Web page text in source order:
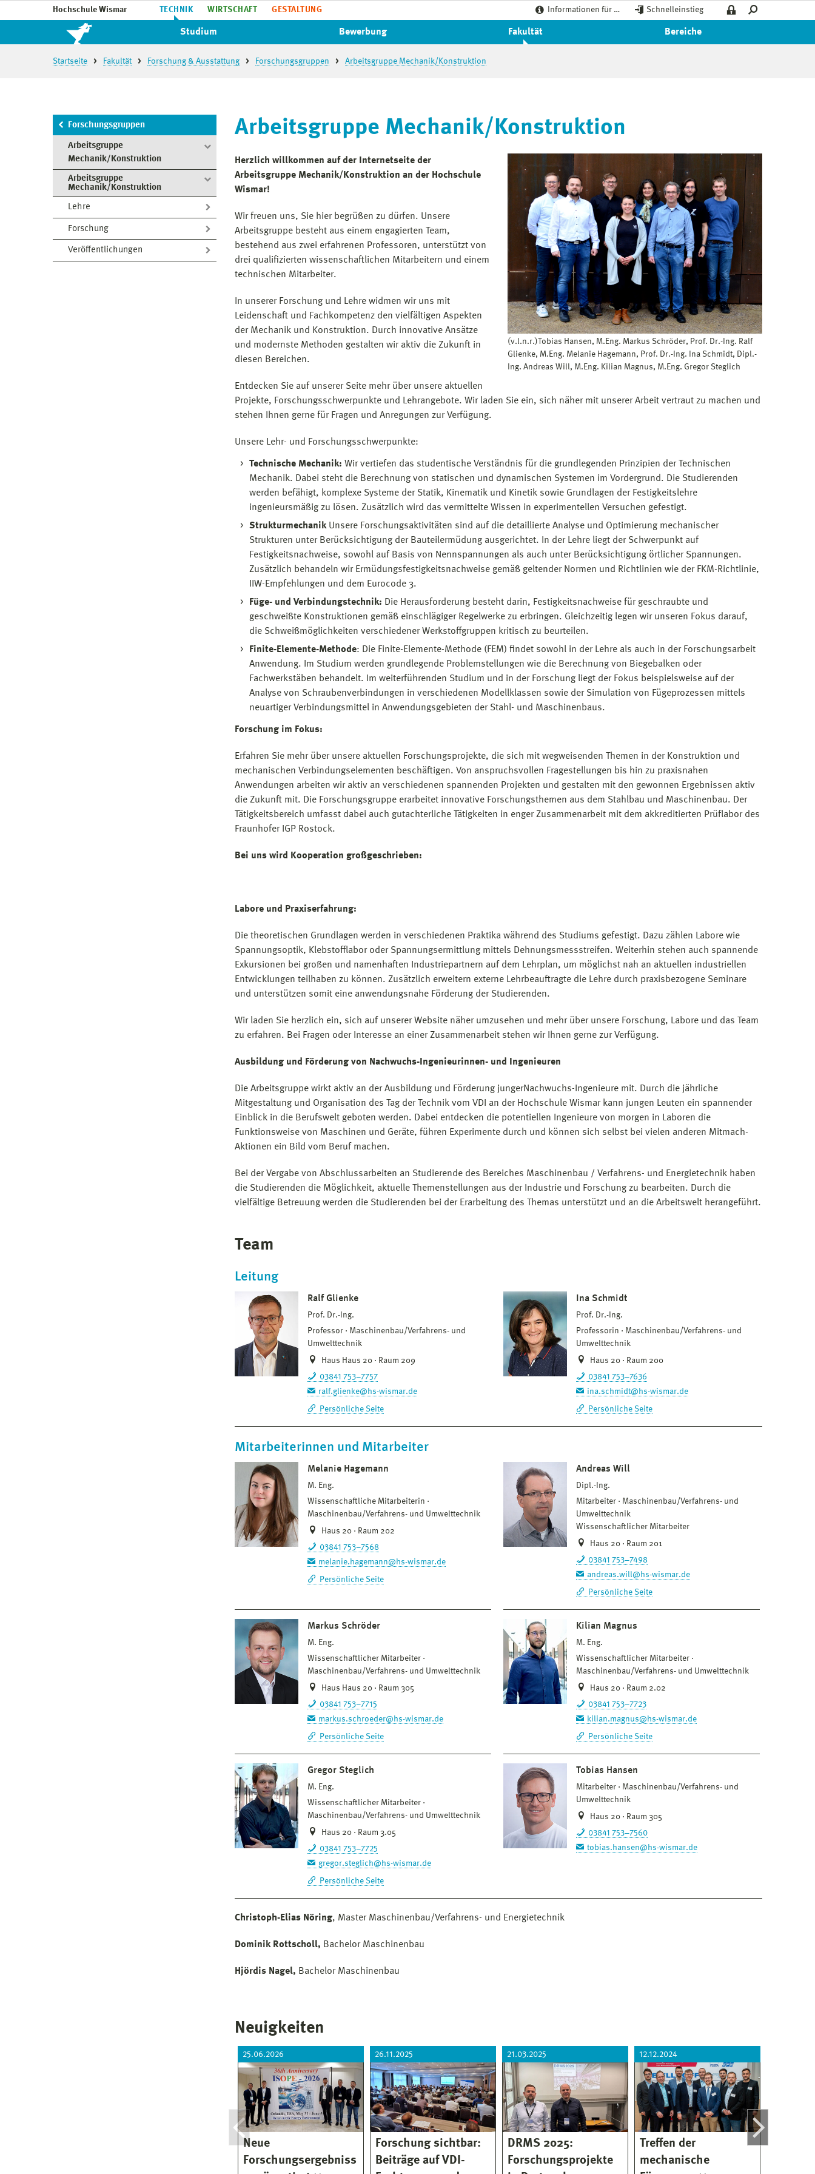
Hochschule Wismar TECHNIK WIRTSCHAFT GESTALTUNG Informationen für … Schnelleinstieg
Studium Bewerbung Fakultät Bereiche
Startseite Fakultät Forschung & Ausstattung Forschungsgruppen Arbeitsgruppe Mechanik/Konstruktion
Forschungsgruppen
Arbeitsgruppe
Mechanik/Konstruktion
Arbeitsgruppe
Mechanik/Konstruktion
Lehre
Forschung
Veröffentlichungen
Arbeitsgruppe Mechanik/Konstruktion
(v.l.n.r.)Tobias Hansen, M.Eng. Markus Schröder, Prof. Dr.-Ing. Ralf
Glienke, M.Eng. Melanie Hagemann, Prof. Dr.-Ing. Ina Schmidt, Dipl.-
Ing. Andreas Will, M.Eng. Kilian Magnus, M.Eng. Gregor Steglich
Herzlich willkommen auf der Internetseite der
Arbeitsgruppe Mechanik/Konstruktion an der Hochschule
Wismar!
Wir freuen uns, Sie hier begrüßen zu dürfen. Unsere
Arbeitsgruppe besteht aus einem engagierten Team,
bestehend aus zwei erfahrenen Professoren, unterstützt von
drei qualifizierten wissenschaftlichen Mitarbeitern und einem
technischen Mitarbeiter.
In unserer Forschung und Lehre widmen wir uns mit
Leidenschaft und Fachkompetenz den vielfältigen Aspekten
der Mechanik und Konstruktion. Durch innovative Ansätze
und modernste Methoden gestalten wir aktiv die Zukunft in
diesen Bereichen.
Entdecken Sie auf unserer Seite mehr über unsere aktuellen
Projekte, Forschungsschwerpunkte und Lehrangebote. Wir laden Sie ein, sich näher mit unserer Arbeit vertraut zu machen und
stehen Ihnen gerne für Fragen und Anregungen zur Verfügung.
Unsere Lehr- und Forschungsschwerpunkte:
Technische Mechanik: Wir vertiefen das studentische Verständnis für die grundlegenden Prinzipien der Technischen
Mechanik. Dabei steht die Berechnung von statischen und dynamischen Systemen im Vordergrund. Die Studierenden
werden befähigt, komplexe Systeme der Statik, Kinematik und Kinetik sowie Grundlagen der Festigkeitslehre
ingenieursmäßig zu lösen. Zusätzlich wird das vermittelte Wissen in experimentellen Versuchen gefestigt.
StrukturmechanikUnsere Forschungsaktivitäten sind auf die detaillierte Analyse und Optimierung mechanischer
Strukturen unter Berücksichtigung der Bauteilermüdung ausgerichtet. In der Lehre liegt der Schwerpunkt auf
Festigkeitsnachweise, sowohl auf Basis von Nennspannungen als auch unter Berücksichtigung örtlicher Spannungen.
Zusätzlich behandeln wir Ermüdungsfestigkeitsnachweise gemäß geltender Normen und Richtlinien wie der FKM-Richtlinie,
IIW-Empfehlungen und dem Eurocode 3.
Füge- und Verbindungstechnik: Die Herausforderung besteht darin, Festigkeitsnachweise für geschraubte und
geschweißte Konstruktionen gemäß einschlägiger Regelwerke zu erbringen. Gleichzeitig legen wir unseren Fokus darauf,
die Schweißmöglichkeiten verschiedener Werkstoffgruppen kritisch zu beurteilen.
Finite-Elemente-Methode: Die Finite-Elemente-Methode (FEM) findet sowohl in der Lehre als auch in der Forschungsarbeit
Anwendung. Im Studium werden grundlegende Problemstellungen wie die Berechnung von Biegebalken oder
Fachwerkstäben behandelt. Im weiterführenden Studium und in der Forschung liegt der Fokus beispielsweise auf der
Analyse von Schraubenverbindungen in verschiedenen Modellklassen sowie der Simulation von Fügeprozessen mittels
neuartiger Verbindungsmittel in Anwendungsgebieten der Stahl- und Maschinenbaus.
Forschung im Fokus:
Erfahren Sie mehr über unsere aktuellen Forschungsprojekte, die sich mit wegweisenden Themen in der Konstruktion und
mechanischen Verbindungselementen beschäftigen. Von anspruchsvollen Fragestellungen bis hin zu praxisnahen
Anwendungen arbeiten wir aktiv an verschiedenen spannenden Projekten und gestalten mit den gewonnen Ergebnissen aktiv
die Zukunft mit. Die Forschungsgruppe erarbeitet innovative Forschungsthemen aus dem Stahlbau und Maschinenbau. Der
Tätigkeitsbereich umfasst dabei auch gutachterliche Tätigkeiten in enger Zusammenarbeit mit dem akkreditierten Prüflabor des
Fraunhofer IGP Rostock.
Bei uns wird Kooperation großgeschrieben:
Labore und Praxiserfahrung:
Die theoretischen Grundlagen werden in verschiedenen Praktika während des Studiums gefestigt. Dazu zählen Labore wie
Spannungsoptik, Klebstofflabor oder Spannungsermittlung mittels Dehnungsmessstreifen. Weiterhin stehen auch spannende
Exkursionen bei großen und namenhaften Industriepartnern auf dem Lehrplan, um möglichst nah an aktuellen industriellen
Entwicklungen teilhaben zu können. Zusätzlich erweitern externe Lehrbeauftragte die Lehre durch praxisbezogene Seminare
und unterstützen somit eine anwendungsnahe Förderung der Studierenden.
Wir laden Sie herzlich ein, sich auf unserer Website näher umzusehen und mehr über unsere Forschung, Labore und das Team
zu erfahren. Bei Fragen oder Interesse an einer Zusammenarbeit stehen wir Ihnen gerne zur Verfügung.
Ausbildung und Förderung von Nachwuchs-Ingenieurinnen- und Ingenieuren
Die Arbeitsgruppe wirkt aktiv an der Ausbildung und Förderung jungerNachwuchs-Ingenieure mit. Durch die jährliche
Mitgestaltung und Organisation des Tag der Technik vom VDI an der Hochschule Wismar kann jungen Leuten ein spannender
Einblick in die Berufswelt geboten werden. Dabei entdecken die potentiellen Ingenieure von morgen in Laboren die
Funktionsweise von Maschinen und Geräte, führen Experimente durch und können sich selbst bei vielen anderen Mitmach-
Aktionen ein Bild vom Beruf machen.
Bei der Vergabe von Abschlussarbeiten an Studierende des Bereiches Maschinenbau / Verfahrens- und Energietechnik haben
die Studierenden die Möglichkeit, aktuelle Themenstellungen aus der Industrie und Forschung zu bearbeiten. Durch die
vielfältige Betreuung werden die Studierenden bei der Erarbeitung des Themas unterstützt und an die Arbeitswelt herangeführt.
Team
Leitung
Ralf Glienke
Prof. Dr.-Ing.
Professor
Maschinenbau/Verfahrens- und
Umwelttechnik
Haus Haus 20 · Raum 209
03841 753–7757
ralf.glienke@hs-wismar.de
Persönliche Seite
Ina Schmidt
Prof. Dr.-Ing.
Professorin
Maschinenbau/Verfahrens- und
Umwelttechnik
Haus 20 · Raum 200
03841 753–7636
ina.schmidt@hs-wismar.de
Persönliche Seite
Mitarbeiterinnen und Mitarbeiter
Melanie Hagemann
M. Eng.
Wissenschaftliche Mitarbeiterin
Maschinenbau/Verfahrens- und Umwelttechnik
Haus 20 · Raum 202
03841 753–7568
melanie.hagemann@hs-wismar.de
Persönliche Seite
Andreas Will
Dipl.-Ing.
Mitarbeiter
Maschinenbau/Verfahrens- und
Umwelttechnik
Wissenschaftlicher Mitarbeiter
Haus 20 · Raum 201
03841 753–7498
andreas.will@hs-wismar.de
Persönliche Seite
Markus Schröder
M. Eng.
Wissenschaftlicher Mitarbeiter
Maschinenbau/Verfahrens- und Umwelttechnik
Haus Haus 20 · Raum 305
03841 753–7715
markus.schroeder@hs-wismar.de
Persönliche Seite
Kilian Magnus
M. Eng.
Wissenschaftlicher Mitarbeiter
Maschinenbau/Verfahrens- und Umwelttechnik
Haus 20 · Raum 2.02
03841 753–7723
kilian.magnus@hs-wismar.de
Persönliche Seite
Gregor Steglich
M. Eng.
Wissenschaftlicher Mitarbeiter
Maschinenbau/Verfahrens- und Umwelttechnik
Haus 20 · Raum 3.05
03841 753–7725
gregor.steglich@hs-wismar.de
Persönliche Seite
Tobias Hansen
Mitarbeiter
Maschinenbau/Verfahrens- und
Umwelttechnik
Haus 20 · Raum 305
03841 753–7560
tobias.hansen@hs-wismar.de
Christoph-Elias Nöring, Master Maschinenbau/Verfahrens- und Energietechnik
Dominik Rottscholl, Bachelor Maschinenbau
Hjördis Nagel, Bachelor Maschinenbau
Neuigkeiten
25.06.2026
Neue
Forschungsergebniss
26.11.2025
Forschung sichtbar:
Beiträge auf VDI-
21.03.2025
DRMS 2025:
Forschungsprojekte
12.12.2024
Treffen der
mechanische